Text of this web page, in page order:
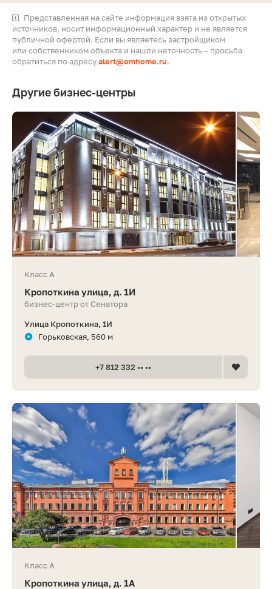
Представленная на сайте информация взята из открытых
источников, носит информационный характер и не является
публичной офертой. Если вы являетесь застройщиком
или собственником объекта и нашли неточность – просьба
обратиться по адресуalert@omhome.ru.
Другие бизнес-центры
Класс A
Кропоткина улица, д. 1И
бизнес-центр от Сенатора
Улица Кропоткина, 1И
Горьковская, 560 м
+7 812 332 •• ••
Класс A
Кропоткина улица, д. 1A